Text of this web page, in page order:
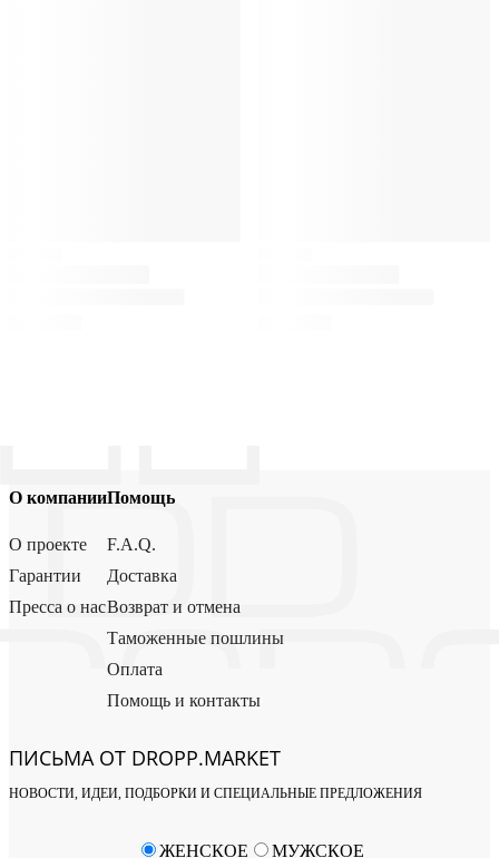
О компании
О проекте
Гарантии
Пресса о нас
Помощь
F.A.Q.
Доставка
Возврат и отмена
Таможенные пошлины
Оплата
Помощь и контакты
ПИСЬМА ОТ DROPP.MARKET
НОВОСТИ, ИДЕИ, ПОДБОРКИ И СПЕЦИАЛЬНЫЕ ПРЕДЛОЖЕНИЯ
ЖЕНСКОЕ МУЖСКОЕ